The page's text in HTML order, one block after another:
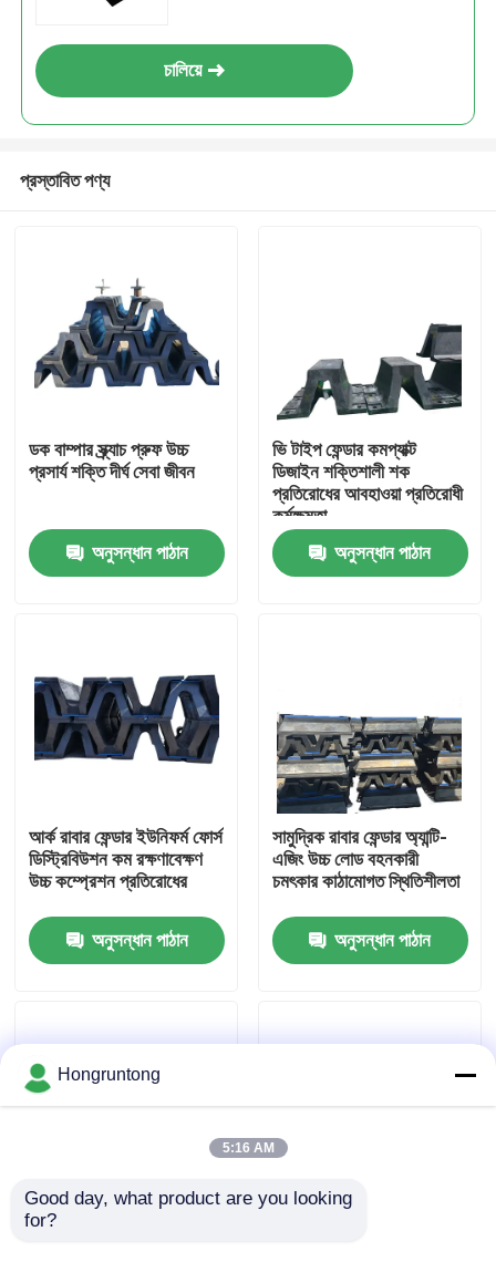
পণ্য
আমাদের সম্পর্কে
কারখানা ভ্রমণ
উদ্ধৃতির জন্য আবেদন
ইয়োকোহামা রাবার ফেন্ডার
চালিয়ে
প্রস্তাবিত পণ্য
ডক বাম্পার স্ক্র্যাচ প্রুফ উচ্চ
প্রসার্য শক্তি দীর্ঘ সেবা জীবন
অনুসন্ধান পাঠান
ভি টাইপ ফেন্ডার কমপ্যাক্ট
ডিজাইন শক্তিশালী শক
প্রতিরোধের আবহাওয়া প্রতিরোধী
কর্মক্ষমতা
অনুসন্ধান পাঠান
আর্ক রাবার ফেন্ডার ইউনিফর্ম ফোর্স
ডিস্ট্রিবিউশন কম রক্ষণাবেক্ষণ
উচ্চ কম্প্রেশন প্রতিরোধের
অনুসন্ধান পাঠান
সামুদ্রিক রাবার ফেন্ডার অ্যান্টি-
এজিং উচ্চ লোড বহনকারী
চমৎকার কাঠামোগত স্থিতিশীলতা
অনুসন্ধান পাঠান
ডক ফেনডার উচ্চ পরিধান
Hongruntong
5:16 AM
Good day, what product are you looking
for?